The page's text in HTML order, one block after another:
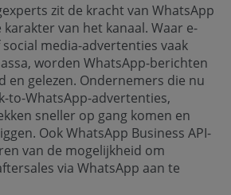
zit de kracht van WhatsApp
van het kanaal. Waar e-
media-advertenties vaak
worden WhatsApp-berichten
en gelezen. Ondernemers die nu
to-WhatsApp-advertenties,
sneller op gang komen en
Ook WhatsApp Business API-
van de mogelijkheid om
via WhatsApp aan te